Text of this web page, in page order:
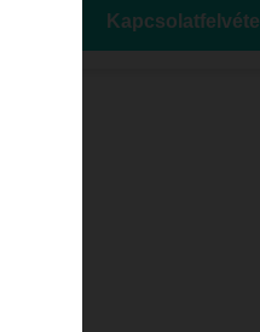
Kapcsolatfelvétel